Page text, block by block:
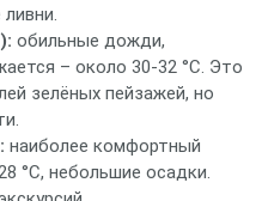
обильные дожди,
– около 30‑32 °C. Это
зелёных пейзажей, но
наиболее комфортный
°C, небольшие осадки.